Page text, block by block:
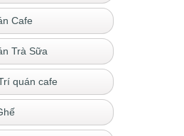
Cafe
Trà Sữa
quán cafe